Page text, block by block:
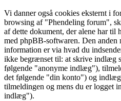
Vi danner også cookies eksternt i
browsing af "Phendeling forum",
af dette dokument, der alene har til
med phpBB-softwaren. Den anden
information er via hvad du
ikke begrænset til: at skrive indlæg
følgende "anonyme indlæg"),
det følgende "din konto") og
tilmeldingen og mens du er logget
indlæg").